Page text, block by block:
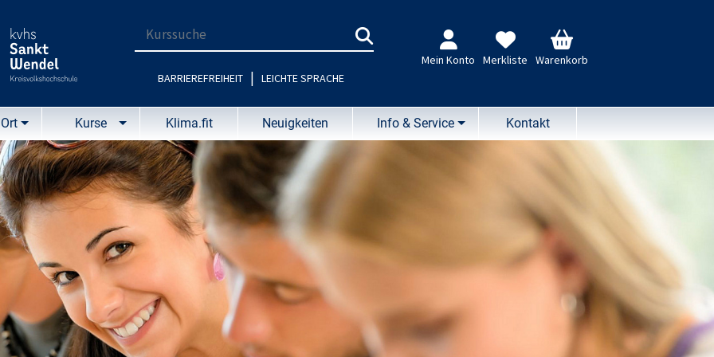
Suchbegriff für die Kurssuche eingeben
BARRIEREFREIHEIT| LEICHTE SPRACHE
Mein Konto Merkliste Warenkorb
Kurse Klima.fit Neuigkeiten Info & Service Kontakt